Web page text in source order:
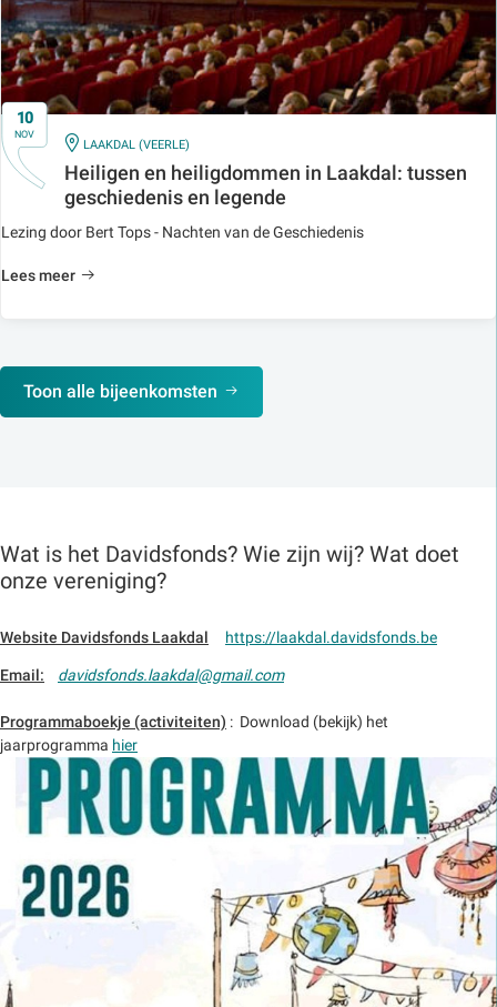
10
NOV
IN
LAAKDAL (VEERLE)
Heiligen en heiligdommen in Laakdal: tussen
geschiedenis en legende
Lezing door Bert Tops - Nachten van de Geschiedenis
Lees meer
Toon alle bijeenkomsten
Wat is het Davidsfonds? Wie zijn wij? Wat doet
onze vereniging?
Website Davidsfonds Laakdal https://laakdal.davidsfonds.be
Email: davidsfonds.laakdal@gmail.com
Programmaboekje (activiteiten) : Download (bekijk) het
jaarprogramma hier